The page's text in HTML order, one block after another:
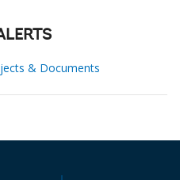
& Documents